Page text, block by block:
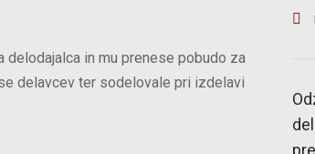
delodajalca in mu prenese pobudo za
delavcev ter sodelovale pri izdelavi